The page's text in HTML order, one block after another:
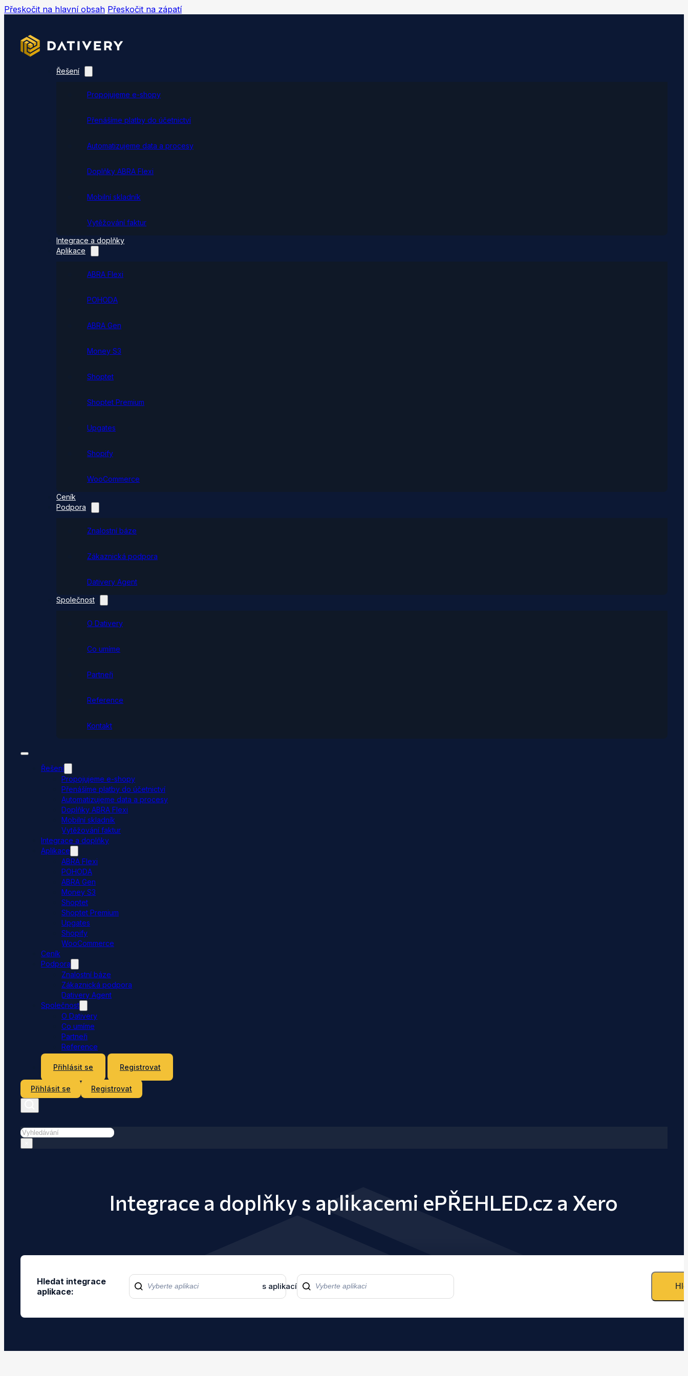
Přeskočit na hlavní obsah Přeskočit na zápatí
Řešení
Propojujeme e-shopy
Přenášíme platby do účetnictví
Automatizujeme data a procesy
Doplňky ABRA Flexi
Mobilní skladník
Vytěžování faktur
Integrace a doplňky
Aplikace
ABRA Flexi
POHODA
ABRA Gen
Money S3
Shoptet
Shoptet Premium
Upgates
Shopify
WooCommerce
Ceník
Podpora
Znalostní báze
Zákaznická podpora
Dativery Agent
Společnost
O Dativery
Co umíme
Partneři
Reference
Kontakt
Řešení
Propojujeme e-shopy
Přenášíme platby do účetnictví
Automatizujeme data a procesy
Doplňky ABRA Flexi
Mobilní skladník
Vytěžování faktur
Integrace a doplňky
Aplikace
ABRA Flexi
POHODA
ABRA Gen
Money S3
Shoptet
Shoptet Premium
Upgates
Shopify
WooCommerce
Ceník
Podpora
Znalostní báze
Zákaznická podpora
Dativery Agent
Společnost
O Dativery
Co umíme
Partneři
Reference
Přihlásit se
Registrovat
Přihlásit se Registrovat
Hledat
Integrace a doplňky s aplikacemi ePŘEHLED.cz a Xero
Hledat integrace
aplikace:
s aplikací